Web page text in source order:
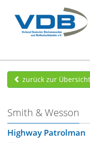
zurück zur Übersicht
Smith & Wesson
Highway Patrolman